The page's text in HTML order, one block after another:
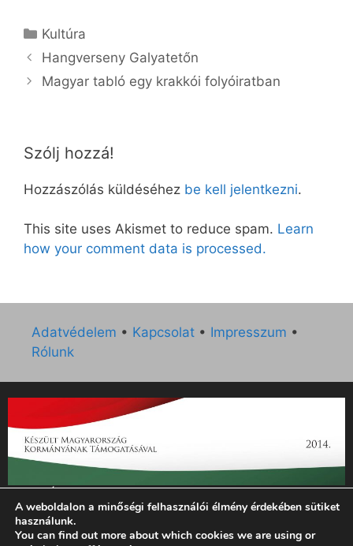
Kategória
Kultúra
Hangverseny Galyatetőn
Magyar tabló egy krakkói folyóiratban
Szólj hozzá!
Hozzászólás küldéséhez be kell jelentkezni.
This site uses Akismet to reduce spam. Learn
how your comment data is processed.
Adatvédelem • Kapcsolat • Impresszum •
Rólunk
„Az Új Ember katolikus hetilap 2014. évi működésének
támogatását az EGYH-KCP-14-P-0121 sz. támogatási
szerződés keretében 3 000 000 Ft összegben támogatta az
A weboldalon a minőségi felhasználói élmény érdekében sütiket
használunk.
You can find out more about which cookies we are using or